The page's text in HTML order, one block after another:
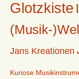
Glotzkiste
(Musik-
Jans Kreationen
Kuriose